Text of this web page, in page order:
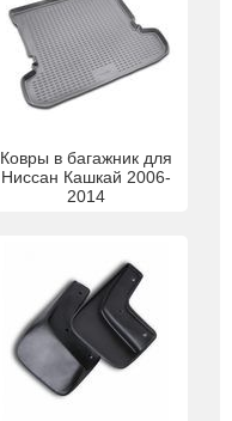
Ковры в багажник для
Ниссан Кашкай 2006-
2014